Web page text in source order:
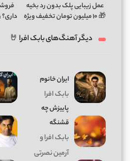
عمل زیبایی پلک بدون رد بخیه
🎁 ۱۰ میلیون تومان تخفیف ویژه
دیگر آهنگ‌های بابک افرا 🤘
ایران خانوم
بابک افرا
پاییزش چه
قشنگه
بابک افرا و
آرمین نصرتی